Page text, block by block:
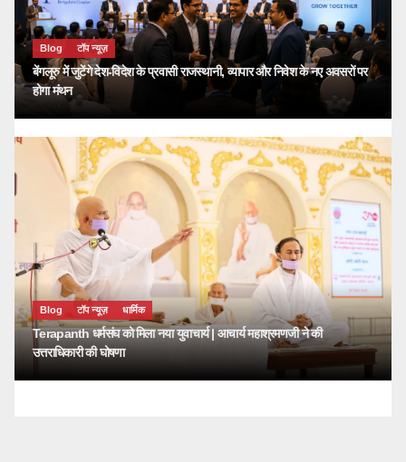
Blog टॉप न्यूज़
बेंगलूरु में जुटेंगे देश-विदेश के प्रवासी राजस्थानी, व्यापार और निवेश के नए अवसरों पर
होगा मंथन
Blog टॉप न्यूज़ धार्मिक
Terapanth धर्मसंघ को मिला नया युवाचार्य | आचार्य महाश्रमणजी ने की
उत्तराधिकारी की घोषणा